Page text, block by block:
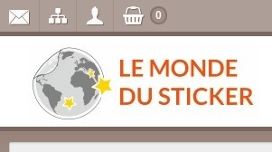
0